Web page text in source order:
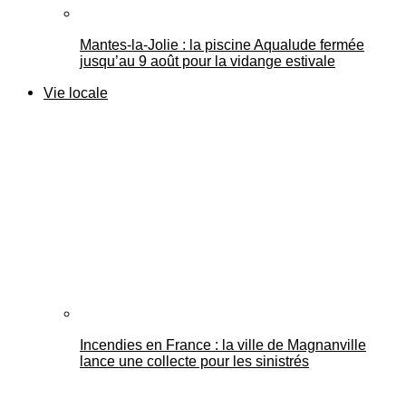
Mantes-la-Jolie : la piscine Aqualude fermée
jusqu’au 9 août pour la vidange estivale
Vie locale
Incendies en France : la ville de Magnanville
lance une collecte pour les sinistrés